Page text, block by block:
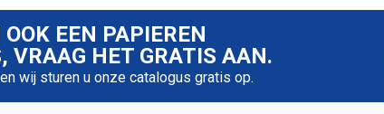
EEN PAPIEREN
VRAAG HET GRATIS AAN.
wij sturen u onze catalogus gratis op.